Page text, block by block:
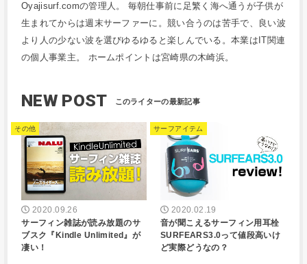
Oyajisurf.comの管理人。 毎朝仕事前に足繁く海へ通うが子供が
生まれてからは週末サーファーに。競い合うのは苦手で、良い波
より人の少ない波を選びゆるゆると楽しんでいる。本業はIT関連
の個人事業主。 ホームポイントは宮崎県の木崎浜。
NEW POST
その他
2020.09.26
サーフィン雑誌が読み放題のサ
ブスク『Kindle Unlimited』が
凄い！
サーフアイテム
2020.02.19
音が聞こえるサーフィン用耳栓
SURFEARS3.0って値段高いけ
ど実際どうなの？